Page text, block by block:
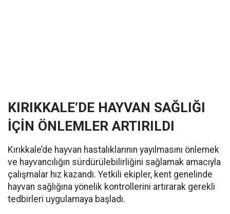
KIRIKKALE’DE HAYVAN SAĞLIĞI
İÇİN ÖNLEMLER ARTIRILDI
Kırıkkale’de hayvan hastalıklarının yayılmasını önlemek
ve hayvancılığın sürdürülebilirliğini sağlamak amacıyla
çalışmalar hız kazandı. Yetkili ekipler, kent genelinde
hayvan sağlığına yönelik kontrollerini artırarak gerekli
tedbirleri uygulamaya başladı.